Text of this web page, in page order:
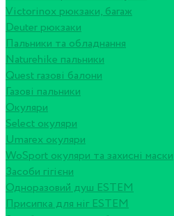
Victorinox рюкзаки, багаж
Deuter рюкзаки
Пальники та обладнання
Naturehike пальники
Quest газові балони
Газові пальники
Окуляри
Select окуляри
Umarex окуляри
WoSport окуляри та захисні маски
Засоби гігієни
Одноразовий душ ESTEM
Присипка для ніг ESTEM